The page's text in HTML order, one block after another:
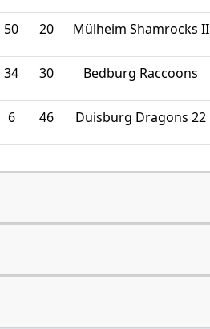
50 20 Mülheim Shamrocks II
34 30 Bedburg Raccoons
6 46 Duisburg Dragons 22